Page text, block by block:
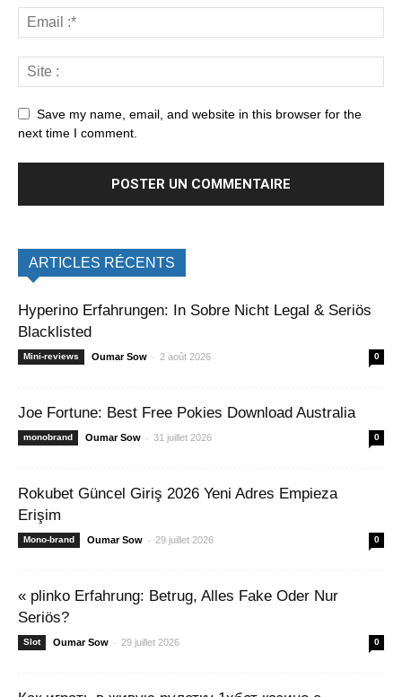
Save my name, email, and website in this browser for the
next time I comment.
ARTICLES RÉCENTS
Hyperino Erfahrungen: In Sobre Nicht Legal & Seriös
Blacklisted
Mini-reviews Oumar Sow - 2 août 2026 0
Joe Fortune: Best Free Pokies Download Australia
monobrand Oumar Sow - 31 juillet 2026 0
Rokubet Güncel Giriş 2026 Yeni Adres Empieza
Erişim
Mono-brand Oumar Sow - 29 juillet 2026 0
« plinko Erfahrung: Betrug, Alles Fake Oder Nur
Seriös?
Slot Oumar Sow - 29 juillet 2026 0